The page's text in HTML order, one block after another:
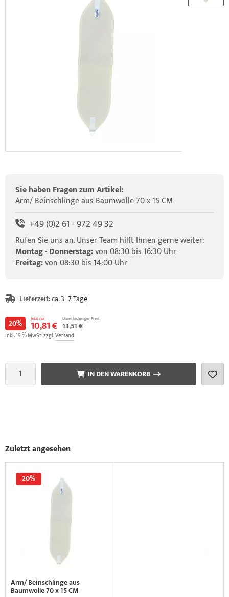
Sie haben Fragen zum Artikel:
Arm/ Beinschlinge aus Baumwolle 70 x 15 CM
+49 (0)2 61 - 972 49 32
Rufen Sie uns an. Unser Team hilft Ihnen gerne weiter:
Montag - Donnerstag:von 08:30 bis 16:30 Uhr
Freitag:von 08:30 bis 14:00 Uhr
Lieferzeit:ca. 3- 7 Tage
Jetzt nur
10,81 € Unser bisheriger Preis
13,51 €
20%
inkl. 19 % MwSt. zzgl.Versand
IN DEN WARENKORB
Zuletzt angesehen
Arm/ Beinschlinge aus
Baumwolle 70 x 15 CM
20%
Posturmed & Proprio-Swing
Hedge Hock (NEU IM SORTIMENT)
Elasko (NEU IM SORTIMENT)